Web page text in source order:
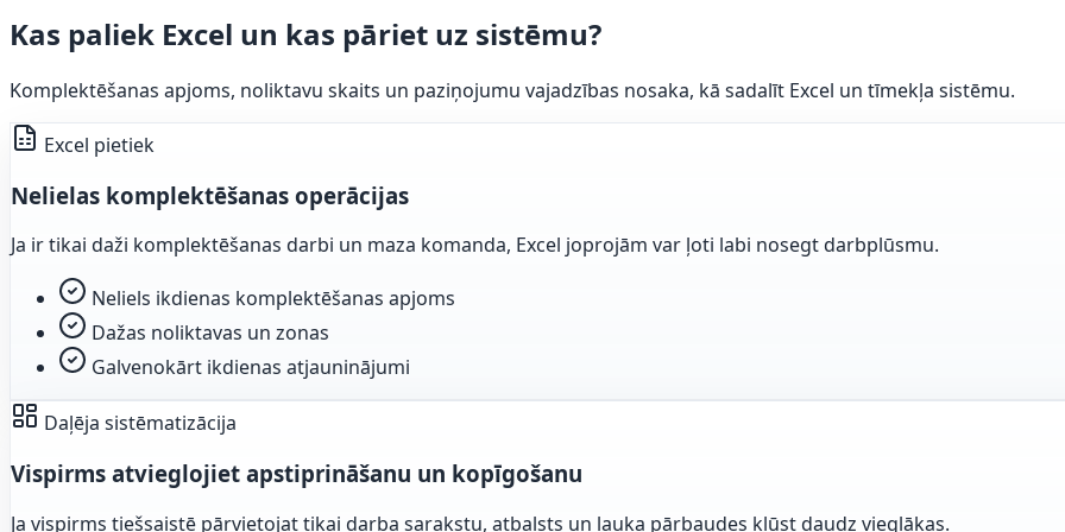
Kas paliek Excel un kas pāriet uz sistēmu?
Komplektēšanas apjoms, noliktavu skaits un paziņojumu vajadzības nosaka, kā sadalīt Excel un tīmekļa sistēmu.
Excel pietiek
Nelielas komplektēšanas operācijas
Ja ir tikai daži komplektēšanas darbi un maza komanda, Excel joprojām var ļoti labi nosegt darbplūsmu.
Neliels ikdienas komplektēšanas apjoms
Dažas noliktavas un zonas
Galvenokārt ikdienas atjauninājumi
Daļēja sistēmatizācija
Vispirms atvieglojiet apstiprināšanu un kopīgošanu
Ja vispirms tiešsaistē pārvietojat tikai darba sarakstu, atbalsts un lauka pārbaudes kļūst daudz vieglākas.